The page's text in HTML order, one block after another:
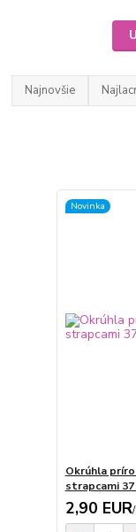
Najnovšie
Novinka
Okrúhla
strapcami 37
2,90 EUR/